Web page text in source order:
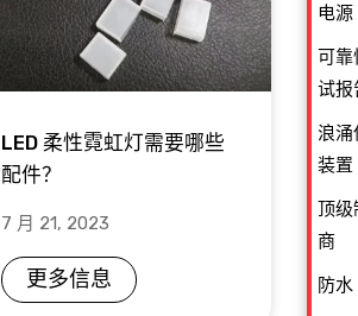
LED 柔性霓虹灯需要哪些
配件？
7 月 21, 2023
更多信息
电源
可靠
试报
浪涌
装置
顶级
商
防水